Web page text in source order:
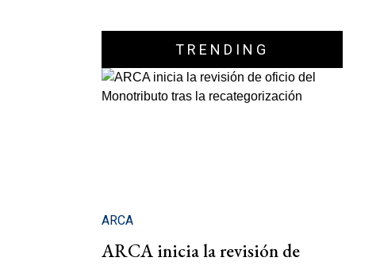
TRENDING
ARCA
ARCA inicia la revisión de